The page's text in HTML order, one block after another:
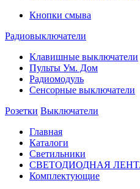
Кнопки смыва
Радиовыключатели
Клавишные выключатели
Пульты Ум. Дом
Радиомодуль
Сенсорные выключатели
Розетки Выключатели
Главная
Каталоги
Светильники
СВЕТОДИОДНАЯ
Комплектующие